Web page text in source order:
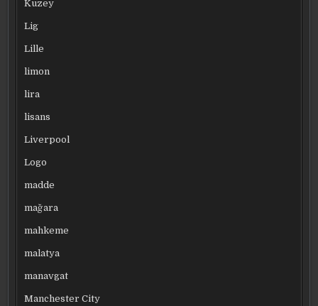
Kuzey
Lig
Lille
limon
lira
lisans
Liverpool
Logo
madde
mağara
mahkeme
malatya
manavgat
Manchester City